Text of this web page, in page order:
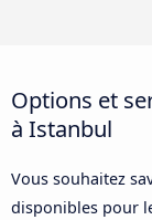
Options et
à Istanbul
Vous souhaitez
disponibles pour